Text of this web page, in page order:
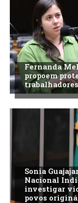
Fernanda
propoem
Sonia
Nacional
investigar
povos